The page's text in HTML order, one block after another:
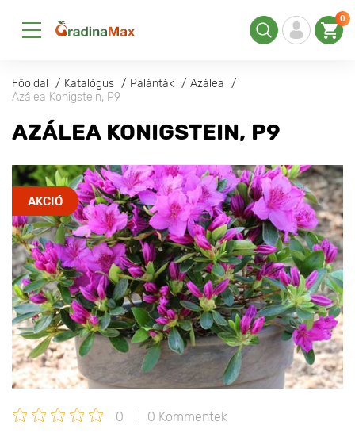
0
Főoldal Katalógus Palánták
Azálea
Azálea Konigstein, P9
AZÁLEA KONIGSTEIN, P9
AKCIÓ
0 0 Kommentek